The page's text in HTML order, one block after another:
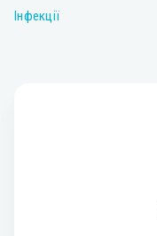
Інфекції